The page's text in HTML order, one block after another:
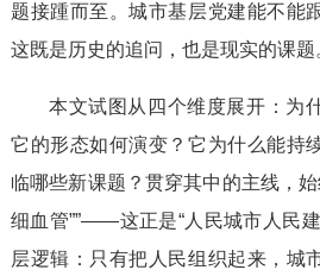
题接踵而至。城市基层党建能不能
这既是历史的追问，也是现实的课题
本文试图从四个维度展开：为
它的形态如何演变？它为什么能持
临哪些新课题？贯穿其中的主线，
细血管””——这正是“人民城市人民
层逻辑：只有把人民组织起来，城